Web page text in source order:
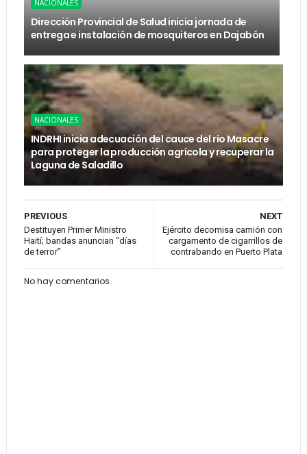
NACIONALES
Dirección Provincial de Salud inicia jornada de
entrega e instalación de mosquiteros en Dajabón
NACIONALES
INDRHI inicia adecuación del cauce del río Masacre
para proteger la producción agrícola y recuperar la
Laguna de Saladillo
NEXT
Ejército decomisa camión con
cargamento de cigarrillos de
contrabando en Puerto Plata
PREVIOUS
Destituyen Primer Ministro
Haití; bandas anuncian “días
de terror”
No hay comentarios.